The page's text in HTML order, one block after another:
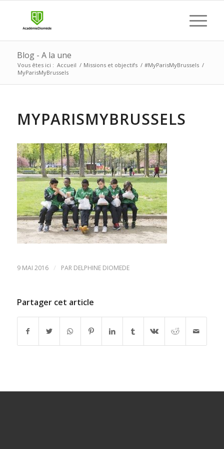
Blog - A la une
Vous êtes ici : Accueil / Missions et objectifs / #MyParisMyBrussels /
MyParisMyBrussels
MYPARISMYBRUSSELS
9 MAI 2016 / PAR DELPHINE DIOMEDE
Partager cet article